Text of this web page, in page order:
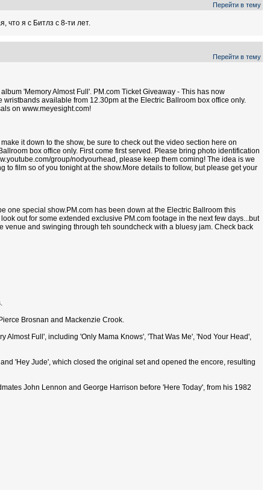
Перейти в тему
что я с Битлз с 8-ти лет.
Перейти в тему
'Memory Almost Full'. PM.com Ticket Giveaway - This has now
available from 12.30pm at the Electric Ballroom box office only.
on www.meyesight.com!
it down to the show, be sure to check out the video section here on
box office only. First come first served. Please bring photo identification
group/nodyourhead, please keep them coming! The idea is we
film so of you tonight at the show.More details to follow, but please get your
one special show.PM.com has been down at the Electric Ballroom this
out for some extended exclusive PM.com footage in the next few days...but
and swinging through teh soundcheck with a bluesy jam. Check back
Brosnan and Mackenzie Crook.
Full', including 'Only Mama Knows', 'That Was Me', 'Nod Your Head',
'Hey Jude', which closed the original set and opened the encore, resulting
John Lennon and George Harrison before 'Here Today', from his 1982